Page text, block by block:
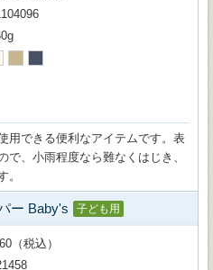
用できる便利なアイテムです。表
、小雨程度なら難なくはじき、
。
ー Baby's 子ども用
（税込）